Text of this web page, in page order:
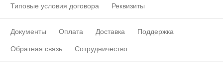
Типовые условия договора
Реквизиты
Документы Оплата Доставка
Поддержка
Обратная связь
Сотрудничество